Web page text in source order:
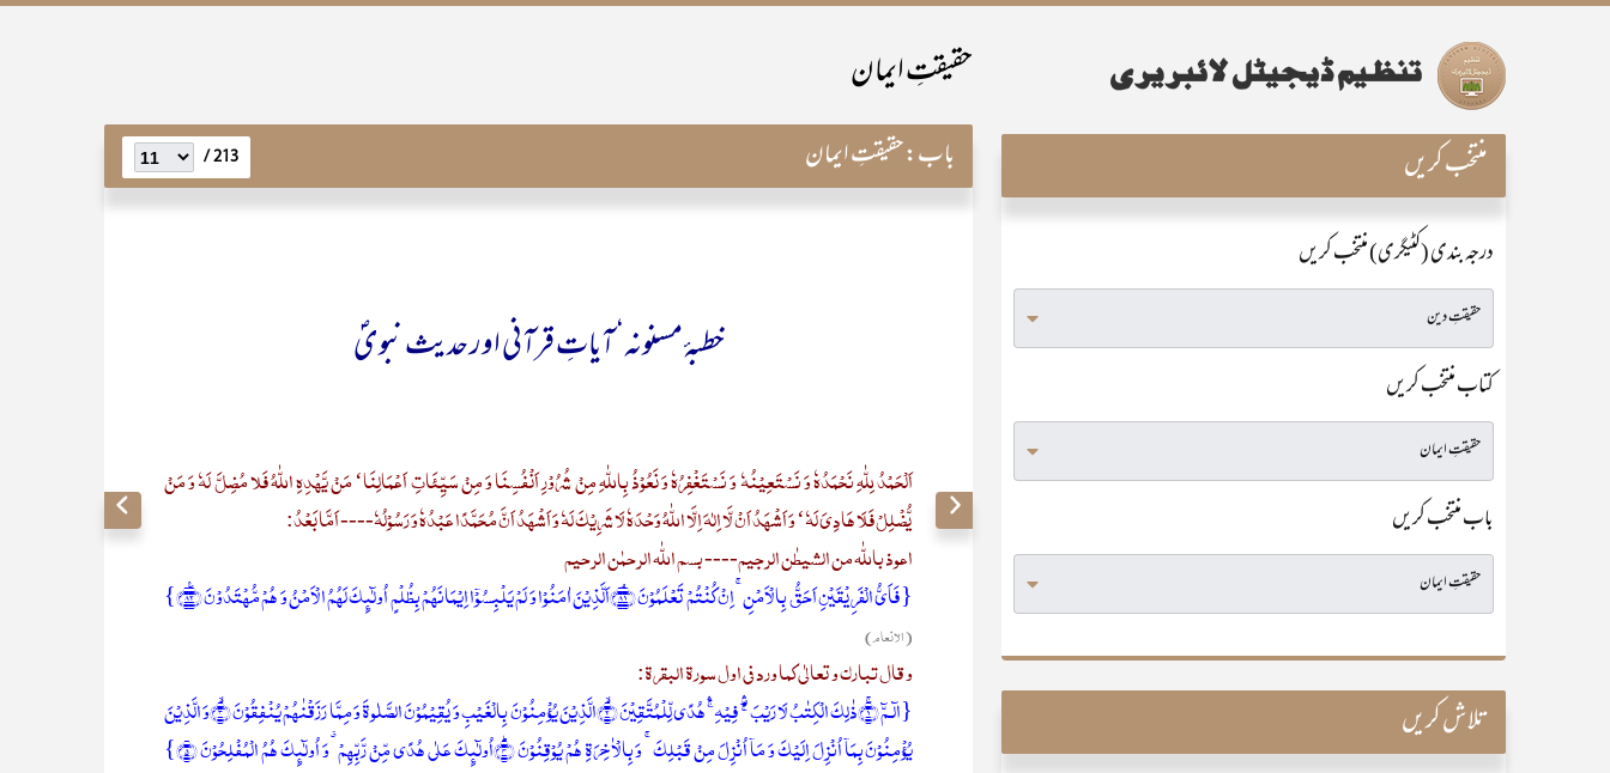
حقیقتِ ایمان
باب:حقیقتِ ایمان 213 /
خطبۂ مسنونہ‘ آیاتِ قرآنی اور حدیث نبویؐ
اَلْحَمْدُ لِلّٰہِ نَحْمَدُہٗ وَ نَسْتَعِیْنُہٗ وَ نَسْتَغْفِرُہٗ وَ نَعُوْذُ بِاللّٰہِ مِنْ شُرُوْرِ اَنْفُسِنَا وَ مِنْ سَیِّئَاتِ اَعْمَالِنَا‘ مَنْ یَّھْدِہِ اللّٰہُ فَلا مُضِلَّ لَہٗ وَ مَنْ
یُّضْلِلْ فَلَا ھَادِیَ لَہٗ‘ وَ اَشْھَدُ اَنْ لَّا اِلٰہَ اِلَّا اللّٰہُ وَحْدَہٗ لَا شَرِیْکَ لَہٗ وَ اَشْھَدُ اَنَّ مُحَمَّدًا عَبْدُہٗ وَ رَسُوْلُہٗ---- اَمَّا بَعْدُ:
اعوذ باللّٰہ من الشیطٰن الرجیم---- بسم اللّٰہ الرحمٰن الرحیم
{ فَاَیُّ الۡفَرِیۡقَیۡنِ اَحَقُّ بِالۡاَمۡنِ ۚ اِنۡ کُنۡتُمۡ تَعۡلَمُوۡنَ ﴿ۘ۸۱﴾اَلَّذِیۡنَ اٰمَنُوۡا وَ لَمۡ یَلۡبِسُوۡۤا اِیۡمَانَہُمۡ بِظُلۡمٍ اُولٰٓئِکَ لَہُمُ الۡاَمۡنُ وَ ہُمۡ مُّہۡتَدُوۡنَ ﴿٪۸۲﴾}
(الانعام)
و قال تبارک و تعالٰی کما ورد فی اول سورۃ البقرۃ:
{الٓـمّٓ ۚ﴿۱﴾ذٰلِکَ الۡکِتٰبُ لَا رَیۡبَ ۚۖۛ فِیۡہِ ۚۛ ہُدًی لِّلۡمُتَّقِیۡنَ ۙ﴿۲﴾الَّذِیۡنَ یُؤۡمِنُوۡنَ بِالۡغَیۡبِ وَ یُقِیۡمُوۡنَ الصَّلٰوۃَ وَ مِمَّا رَزَقۡنٰہُمۡ یُنۡفِقُوۡنَ ۙ﴿۳﴾وَ الَّذِیۡنَ
یُؤۡمِنُوۡنَ بِمَاۤ اُنۡزِلَ اِلَیۡکَ وَ مَاۤ اُنۡزِلَ مِنۡ قَبۡلِکَ ۚ وَ بِالۡاٰخِرَۃِ ہُمۡ یُوۡقِنُوۡنَ ؕ﴿۴﴾اُولٰٓئِکَ عَلٰی ہُدًی مِّنۡ رَّبِّہِمۡ ٭ وَ اُولٰٓئِکَ ہُمُ الۡمُفۡلِحُوۡنَ ﴿۵﴾}
منتخب کریں
درجہ بندی (کٹیگری) منتخب کریں
کتاب منتخب کریں
باب منتخب کریں
تلاش کریں